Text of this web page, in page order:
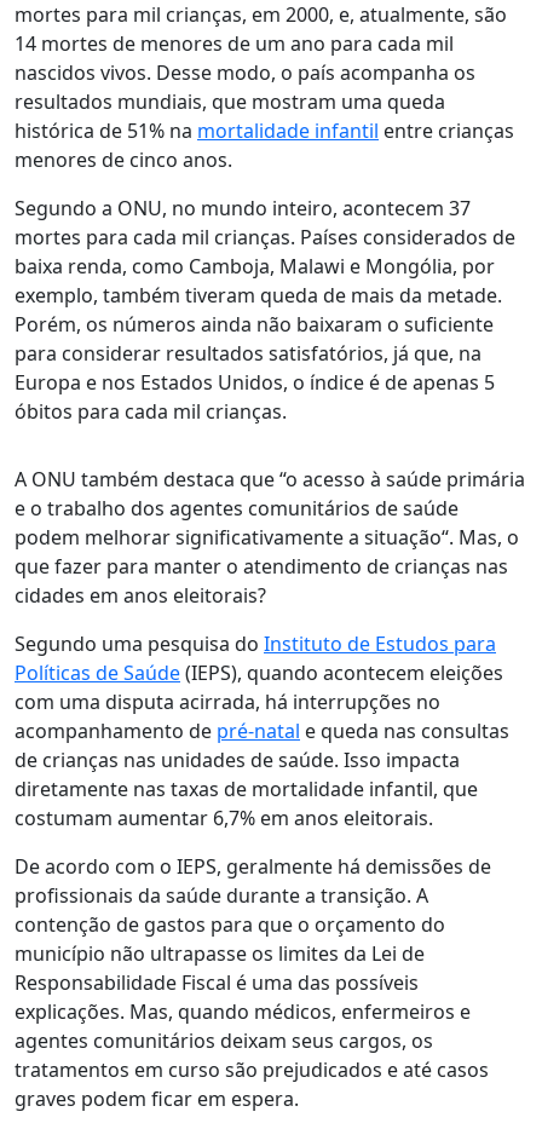
mortes para mil crianças, em 2000, e, atualmente, são
14 mortes de menores de um ano para cada mil
nascidos vivos. Desse modo, o país acompanha os
resultados mundiais, que mostram uma queda
histórica de 51% na mortalidade infantil entre crianças
menores de cinco anos.
Segundo a ONU, no mundo inteiro, acontecem 37
mortes para cada mil crianças. Países considerados de
baixa renda, como Camboja, Malawi e Mongólia, por
exemplo, também tiveram queda de mais da metade.
Porém, os números ainda não baixaram o suficiente
para considerar resultados satisfatórios, já que, na
Europa e nos Estados Unidos, o índice é de apenas 5
óbitos para cada mil crianças.
A ONU também destaca que “o acesso à saúde primária
e o trabalho dos agentes comunitários de saúde
podem melhorar significativamente a situação“. Mas, o
que fazer para manter o atendimento de crianças nas
cidades em anos eleitorais?
Segundo uma pesquisa do Instituto de Estudos para
Políticas de Saúde(IEPS), quando acontecem eleições
com uma disputa acirrada, há interrupções no
acompanhamento de pré-natal e queda nas consultas
de crianças nas unidades de saúde. Isso impacta
diretamente nas taxas de mortalidade infantil, que
costumam aumentar 6,7% em anos eleitorais.
De acordo com o IEPS, geralmente há demissões de
profissionais da saúde durante a transição. A
contenção de gastos para que o orçamento do
município não ultrapasse os limites da Lei de
Responsabilidade Fiscal é uma das possíveis
explicações. Mas, quando médicos, enfermeiros e
agentes comunitários deixam seus cargos, os
tratamentos em curso são prejudicados e até casos
graves podem ficar em espera.